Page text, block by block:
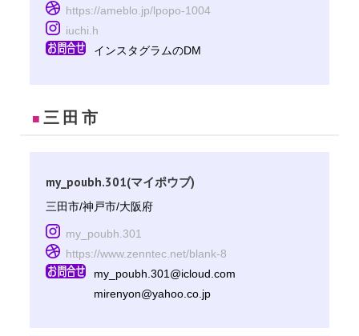
https://ameblo.jp/lpopo-1004
iuchi.h
インスタグラムのDM
■ 三田市
my_poubh.301(マイポウブ)
三田市/神戸市/大阪府
my_poubh.301
https://www.zenntec.net/blank-8
my_poubh.301@icloud.com
mirenyon@yahoo.co.jp